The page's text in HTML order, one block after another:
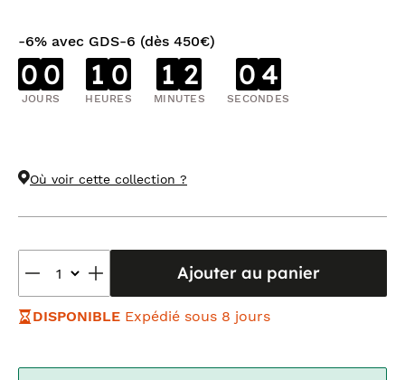
-6% avec GDS-6 (dès 450€)
0 0
JOURS
1 0
HEURES
1 2
MINUTES
0 4
SECONDES
Où voir cette collection ?
Ajouter au panier
DISPONIBLE Expédié sous 8 jours